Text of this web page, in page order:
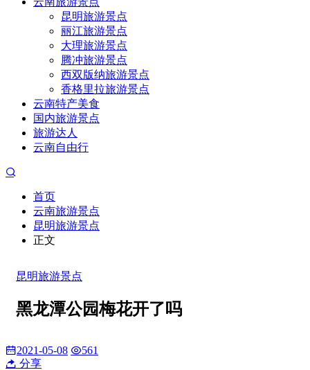
昆明旅游景点
丽江旅游景点
大理旅游景点
腾冲旅游景点
西双版纳旅游景点
香格里拉旅游景点
云南特产美食
国内旅游景点
旅游达人
云南自由行
首页
云南旅游景点
昆明旅游景点
正文
昆明旅游景点
黑龙潭公园梅花开了吗
2021-05-08
561
分享